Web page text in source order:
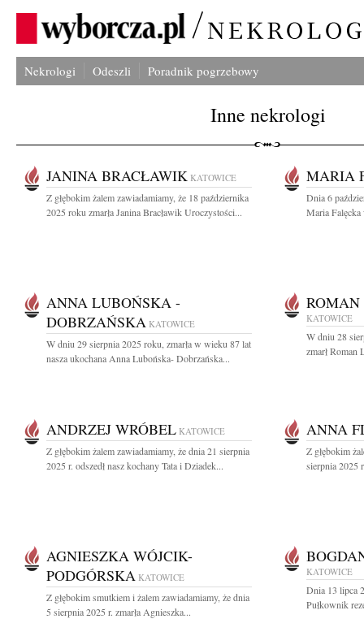
Nekrologi Odeszli Poradnik pogrzebowy
Inne nekrologi
JANINA BRACŁAWIK KATOWICE
Z głębokim żalem zawiadamiamy, że 18 października
2025 roku zmarła Janina Bracławik Uroczystości...
MARIA
Dnia 6
Maria Falęcka
ANNA LUBOŃSKA -
DOBRZAŃSKA KATOWICE
W dniu 29 sierpnia 2025 roku, zmarła w wieku 87 lat
nasza ukochana Anna Lubońska- Dobrzańska...
ROMAN
KATOWICE
W dniu 28
zmarł
ANDRZEJ WRÓBEL KATOWICE
Z głębokim żalem zawiadamiamy, że dnia 21 sierpnia
2025 r. odszedł nasz kochany Tata i Dziadek...
ANNA
Z głębokim
sierpnia 2025
AGNIESZKA WÓJCIK-
PODGÓRSKA KATOWICE
Z głębokim smutkiem i żalem zawiadamiamy, że dnia
5 sierpnia 2025 r. zmarła Agnieszka...
KATOWICE
Dnia 13 lipca
Pułkownik